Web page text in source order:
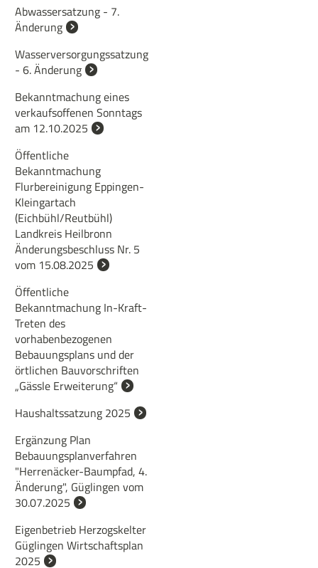
Abwassersatzung - 7.
Änderung
Wasserversorgungssatzung
- 6. Änderung
Bekanntmachung eines
verkaufsoffenen Sonntags
am 12.10.2025
Öffentliche
Bekanntmachung
Flurbereinigung Eppingen-
Kleingartach
(Eichbühl/Reutbühl)
Landkreis Heilbronn
Änderungsbeschluss Nr. 5
vom 15.08.2025
Öffentliche
Bekanntmachung In-Kraft-
Treten des
vorhabenbezogenen
Bebauungsplans und der
örtlichen Bauvorschriften
„Gässle Erweiterung“
Haushaltssatzung 2025
Ergänzung Plan
Bebauungsplanverfahren
"Herrenäcker-Baumpfad, 4.
Änderung", Güglingen vom
30.07.2025
Eigenbetrieb Herzogskelter
Güglingen Wirtschaftsplan
2025